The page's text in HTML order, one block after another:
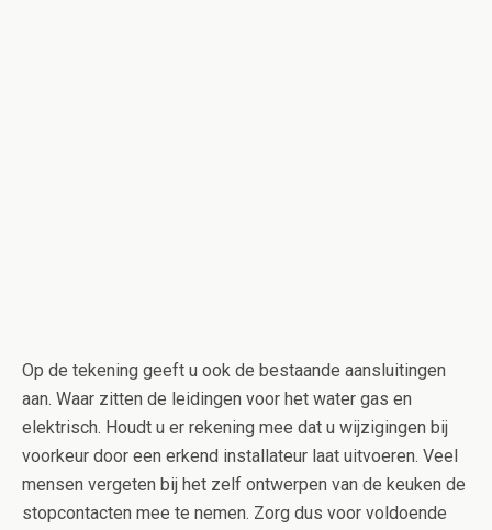
Op de tekening geeft u ook de bestaande aansluitingen
aan. Waar zitten de leidingen voor het water gas en
elektrisch. Houdt u er rekening mee dat u wijzigingen bij
voorkeur door een erkend installateur laat uitvoeren. Veel
mensen vergeten bij het zelf ontwerpen van de keuken de
stopcontacten mee te nemen. Zorg dus voor voldoende